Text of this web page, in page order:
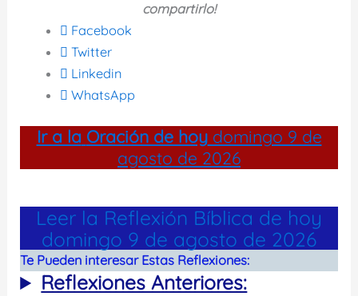
compartirlo!
Facebook
Twitter
Linkedin
WhatsApp
Ir a la Oración de hoydomingo 9 de
agosto de 2026
Leer la Reflexión Bíblica de hoy
domingo 9 de agosto de 2026
Te Pueden interesar Estas Reflexiones:
Reflexiones Anteriores: